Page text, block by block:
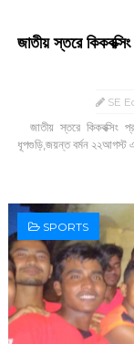
জাতীয় স্তরে
SE
জাতীয় স্তরে কিকবক্সিং
ধূপগুড়ি,জয়ন্ত বর্মন ২২আগস্ট
SPORTS